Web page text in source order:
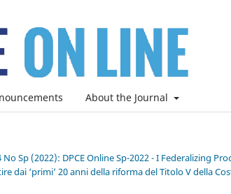
About the Journal
No Sp (2022): DPCE Online Sp-2022 - I Federalizing
dai ‘primi’ 20 anni della riforma del Titolo V della